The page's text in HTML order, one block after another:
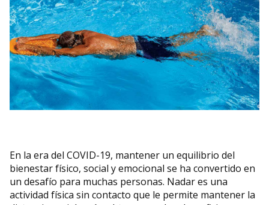
En la era del COVID-19, mantener un equilibrio del
bienestar físico, social y emocional se ha convertido en
un desafío para muchas personas. Nadar es una
actividad física sin contacto que le permite mantener la